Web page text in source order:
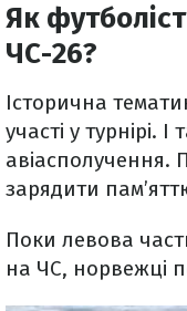
Як
ЧС-26?
Історична
участі у
авіасполучення.
зарядити
Поки левова
на ЧС, норвежці